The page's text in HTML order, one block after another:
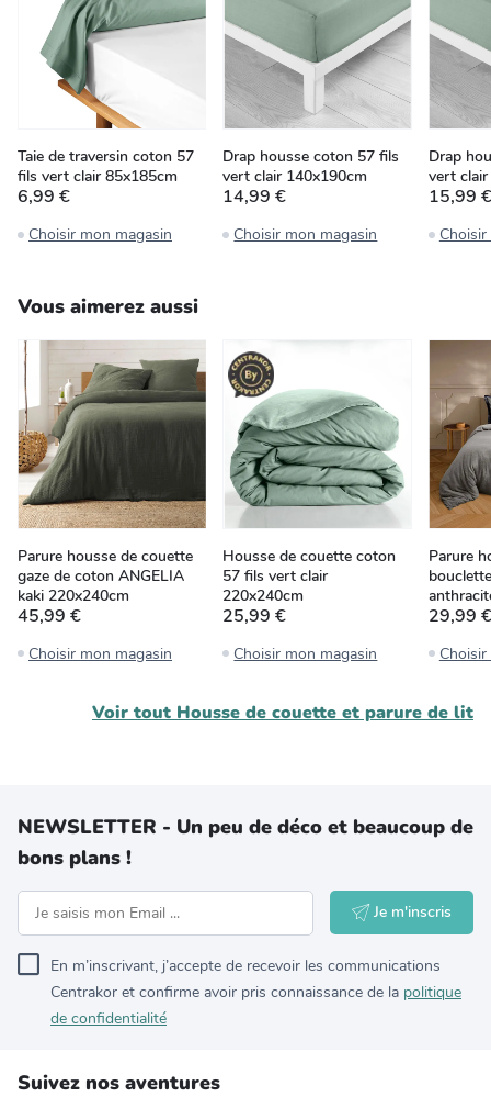
Taie de traversin coton 57
fils vert clair 85x185cm
6,99 €
Choisir mon magasin
Drap housse coton 57 fils
vert clair 140x190cm
14,99 €
Choisir mon magasin
Drap
vert
15,99 €
Vous aimerez aussi
Parure housse de couette
gaze de coton ANGELIA
kaki 220x240cm
45,99 €
Choisir mon magasin
Housse de couette coton
57 fils vert clair
220x240cm
25,99 €
Choisir mon magasin
Parure
29,99 €
Voir tout Housse de couette et parure de lit
NEWSLETTER - Un peu de déco et beaucoup de
bons plans !
Je m'inscris
En m’inscrivant, j’accepte de recevoir les communications
Centrakor et confirme avoir pris connaissance de la politique
de confidentialité
Suivez nos aventures